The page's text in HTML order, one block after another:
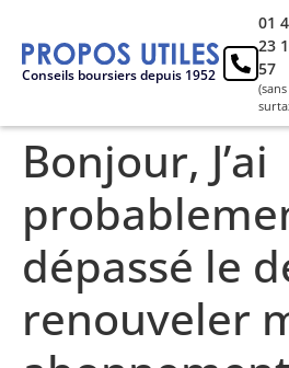
Conseils boursiers depuis 1952
01
23
57
(sans
Bonjour, J’ai
dépassé le
renouveler